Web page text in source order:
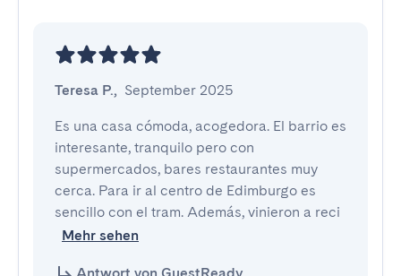
Teresa P., September 2025
Es una casa cómoda, acogedora. El barrio es
interesante, tranquilo pero con
supermercados, bares restaurantes muy
cerca. Para ir al centro de Edimburgo es
sencillo con el tram. Además, vinieron a reci
Mehr sehen